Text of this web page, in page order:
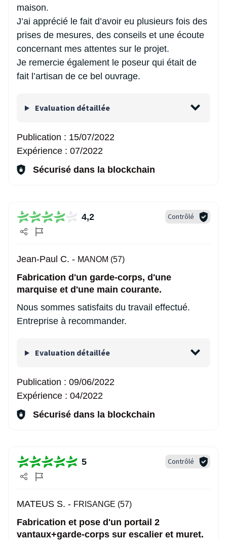
maison.
J’ai apprécié le fait d’avoir eu plusieurs fois des
prises de mesures, des conseils et une écoute
concernant mes attentes sur le projet.
Je remercie également le poseur qui était de
fait l’artisan de ce bel ouvrage.
Evaluation détaillée
Publication : 15/07/2022
Expérience : 07/2022
Sécurisé dans la blockchain
4,2 Contrôlé
Jean-Paul C. - MANOM (57)
Fabrication d'un garde-corps, d'une
marquise et d'une main courante.
Nous sommes satisfaits du travail effectué.
Entreprise à recommander.
Evaluation détaillée
Publication : 09/06/2022
Expérience : 04/2022
Sécurisé dans la blockchain
5 Contrôlé
MATEUS S. - FRISANGE (57)
Fabrication et pose d'un portail 2
vantaux+garde-corps sur escalier et muret.